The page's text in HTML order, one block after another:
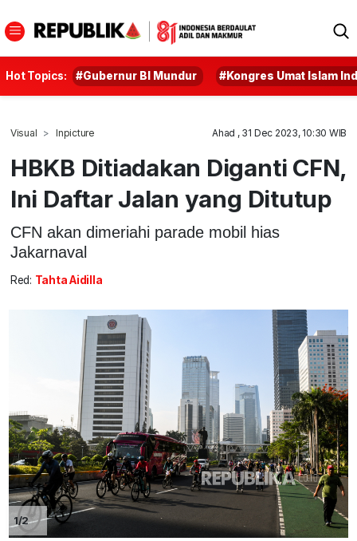
Hot Topics: #Gubernur BI Mundur #Kongres Umat Islam
Visual Inpicture Ahad , 31 Dec 2023, 10:30 WIB
HBKB Ditiadakan Diganti CFN,
Ini Daftar Jalan yang Ditutup
CFN akan dimeriahi parade mobil hias
Jakarnaval
Red: Tahta Aidilla
1/2